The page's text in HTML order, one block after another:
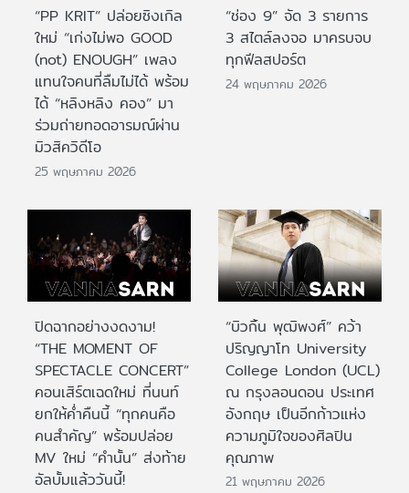
“PP KRIT” ปล่อยซิงเกิล
ใหม่ “เก่งไม่พอ GOOD
(not) ENOUGH” เพลง
แทนใจคนที่ลืมไม่ได้ พร้อม
ได้ “หลิงหลิง คอง” มา
ร่วมถ่ายทอดอารมณ์ผ่าน
มิวสิควิดีโอ
25 พฤษภาคม 2026
“ช่อง 9” จัด 3 รายการ
3 สไตล์ลงจอ มาครบจบ
ทุกฟีลสปอร์ต
24 พฤษภาคม 2026
ปิดฉากอย่างงดงาม!
“THE MOMENT OF
SPECTACLE CONCERT”
คอนเสิร์ตเฉดใหม่ ที่นนท์
ยกให้ค่ำคืนนี้ “ทุกคนคือ
คนสำคัญ” พร้อมปล่อย
MV ใหม่ “คำนั้น” ส่งท้าย
อัลบั้มแล้ววันนี้!
“บิวกิ้น พุฒิพงศ์” คว้า
ปริญญาโท University
College London (UCL)
ณ กรุงลอนดอน ประเทศ
อังกฤษ เป็นอีกก้าวแห่ง
ความภูมิใจของศิลปิน
คุณภาพ
21 พฤษภาคม 2026